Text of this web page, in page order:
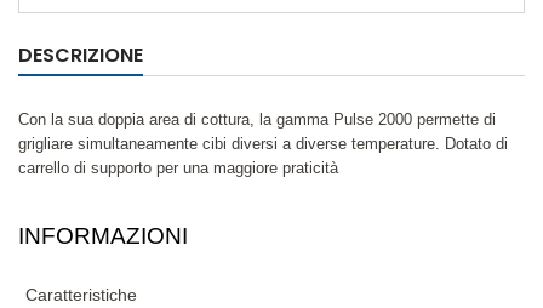
DESCRIZIONE
Con la sua doppia area di cottura, la gamma Pulse 2000 permette di
grigliare simultaneamente cibi diversi a diverse temperature. Dotato di
carrello di supporto per una maggiore praticità
INFORMAZIONI
Caratteristiche